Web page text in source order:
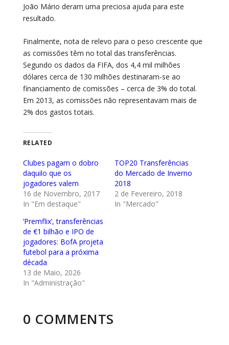
João Mário deram uma preciosa ajuda para este
resultado.
Finalmente, nota de relevo para o peso crescente que
as comissões têm no total das transferências.
Segundo os dados da FIFA, dos 4,4 mil milhões
dólares cerca de 130 milhões destinaram-se ao
financiamento de comissões – cerca de 3% do total.
Em 2013, as comissões não representavam mais de
2% dos gastos totais.
RELATED
Clubes pagam o dobro
daquilo que os
jogadores valem
16 de Novembro, 2017
In "Em destaque"
TOP20 Transferências
do Mercado de Inverno
2018
2 de Fevereiro, 2018
In "Mercado"
‘Premflix’, transferências
de €1 bilhão e IPO de
jogadores: BofA projeta
futebol para a próxima
década
13 de Maio, 2026
In "Administração"
0 COMMENTS